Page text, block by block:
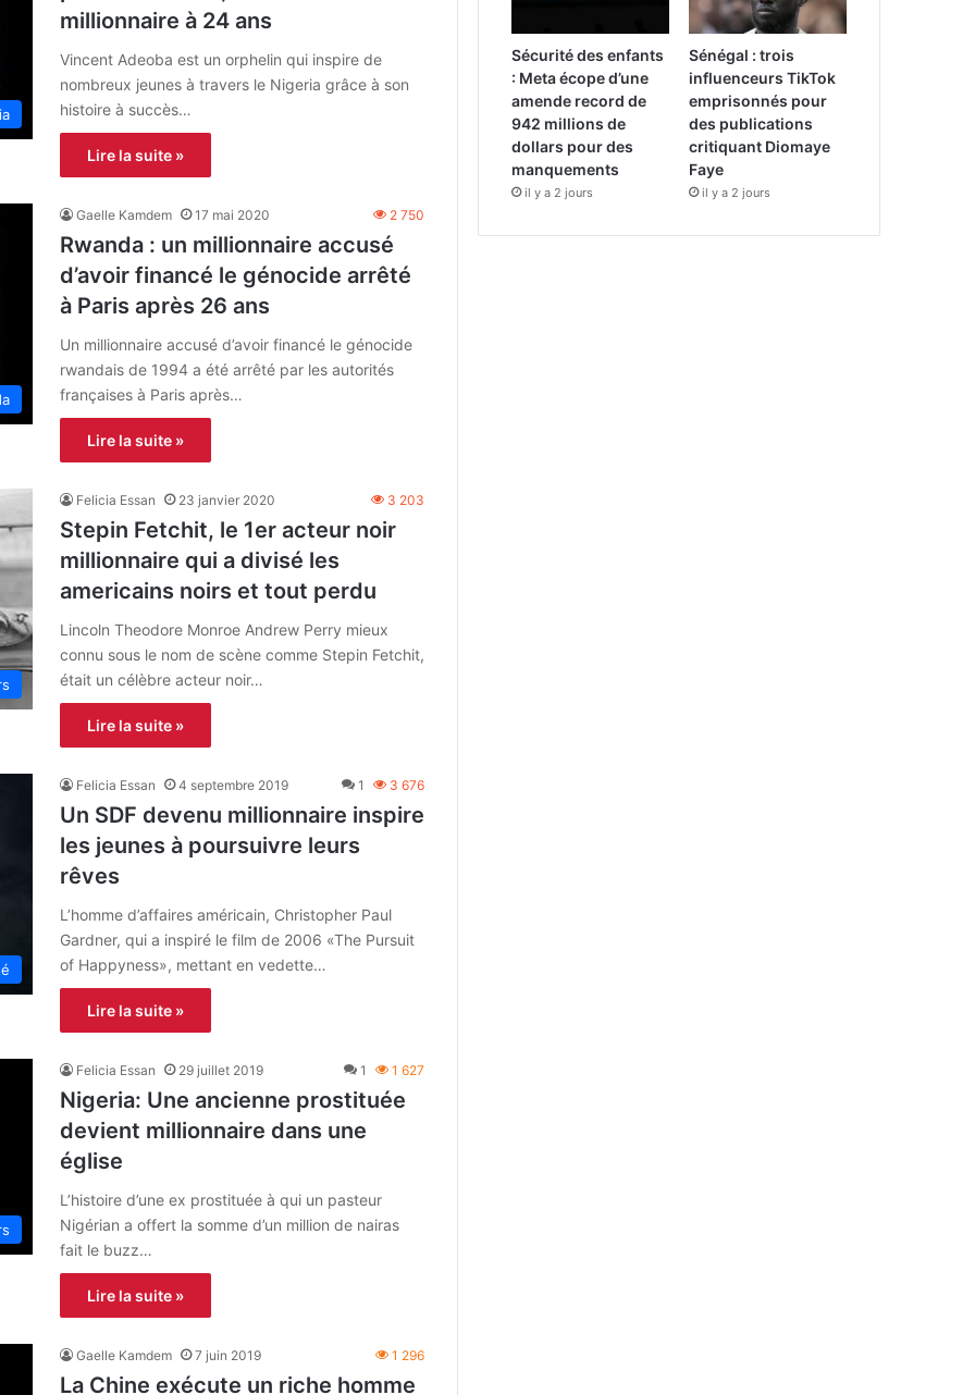
millionnaire à 24 ans
Vincent Adeoba est un orphelin qui inspire de
nombreux jeunes à travers le Nigeria grâce à son
histoire à succès…
Lire la suite »
Gaelle Kamdem 17 mai 2020 2 750
Rwanda : un millionnaire accusé
d’avoir financé le génocide arrêté
à Paris après 26 ans
Un millionnaire accusé d’avoir financé le génocide
rwandais de 1994 a été arrêté par les autorités
françaises à Paris après…
Lire la suite »
Felicia Essan 23 janvier 2020 3 203
Stepin Fetchit, le 1er acteur noir
millionnaire qui a divisé les
americains noirs et tout perdu
Lincoln Theodore Monroe Andrew Perry mieux
connu sous le nom de scène comme Stepin Fetchit,
était un célèbre acteur noir…
Lire la suite »
Felicia Essan 4 septembre 2019 1 3 676
Un SDF devenu millionnaire inspire
les jeunes à poursuivre leurs
rêves
L’homme d’affaires américain, Christopher Paul
Gardner, qui a inspiré le film de 2006 «The Pursuit
of Happyness», mettant en vedette…
Lire la suite »
Felicia Essan 29 juillet 2019 1 1 627
Nigeria: Une ancienne prostituée
devient millionnaire dans une
église
L’histoire d’une ex prostituée à qui un pasteur
Nigérian a offert la somme d’un million de nairas
fait le buzz…
Lire la suite »
Gaelle Kamdem 7 juin 2019 1 296
La Chine exécute un riche homme
Sécurité des enfants
: Meta écope d’une
amende record de
942 millions de
dollars pour des
manquements
il y a 2 jours
Sénégal : trois
influenceurs TikTok
emprisonnés pour
des publications
critiquant Diomaye
Faye
il y a 2 jours